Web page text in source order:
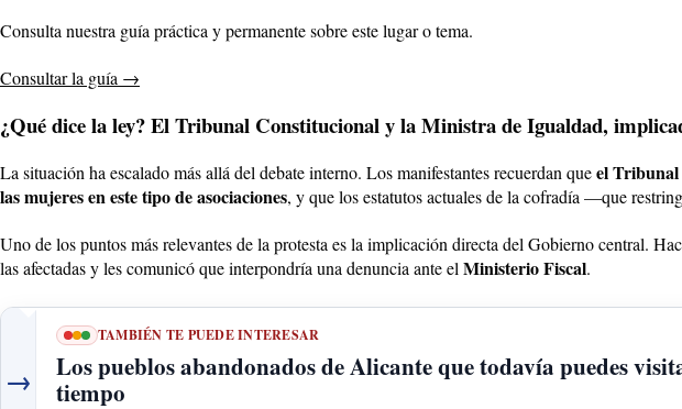
Consulta nuestra guía práctica y permanente sobre este lugar o tema.
Consultar la guía →
¿Qué dice la ley? El Tribunal Constitucional y la Ministra de Igualdad,
La situación ha escalado más allá del debate interno. Los manifestantes recuerdan queel Tribunal
las mujeres en este tipo de asociaciones, y que los estatutos actuales de la cofradía —que
Uno de los puntos más relevantes de la protesta es la implicación directa del Gobierno central.
las afectadas y les comunicó que interpondría una denuncia ante el Ministerio Fiscal.
→
TAMBIÉN TE PUEDE INTERESAR
Los pueblos abandonados de Alicante que todavía puedes
tiempo